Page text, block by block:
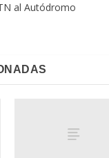
al Autódromo